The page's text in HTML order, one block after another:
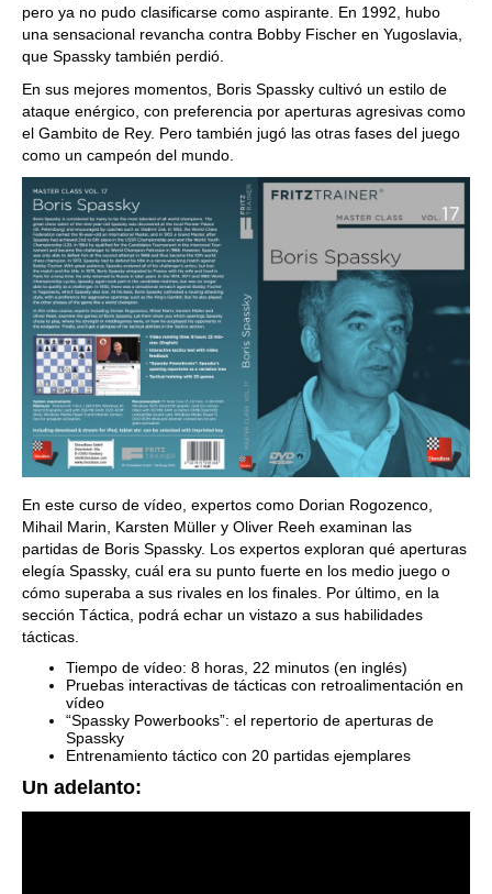
pero ya no pudo clasificarse como aspirante. En 1992, hubo
una sensacional revancha contra Bobby Fischer en Yugoslavia,
que Spassky también perdió.
En sus mejores momentos, Boris Spassky cultivó un estilo de
ataque enérgico, con preferencia por aperturas agresivas como
el Gambito de Rey. Pero también jugó las otras fases del juego
como un campeón del mundo.
En este curso de vídeo, expertos como Dorian Rogozenco,
Mihail Marin, Karsten Müller y Oliver Reeh examinan las
partidas de Boris Spassky. Los expertos exploran qué aperturas
elegía Spassky, cuál era su punto fuerte en los medio juego o
cómo superaba a sus rivales en los finales. Por último, en la
sección Táctica, podrá echar un vistazo a sus habilidades
tácticas.
Tiempo de vídeo: 8 horas, 22 minutos (en inglés)
Pruebas interactivas de tácticas con retroalimentación en
vídeo
“Spassky Powerbooks”: el repertorio de aperturas de
Spassky
Entrenamiento táctico con 20 partidas ejemplares
Un adelanto: